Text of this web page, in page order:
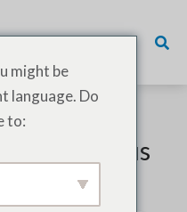
nous vous
might be
language. Do
to: